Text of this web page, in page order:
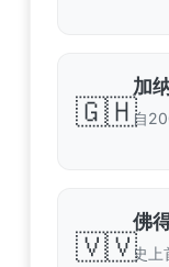
🇬🇭
加
自
🇻🇻
佛
史上